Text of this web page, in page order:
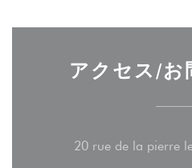
アクセス/お
20 rue de la pierre